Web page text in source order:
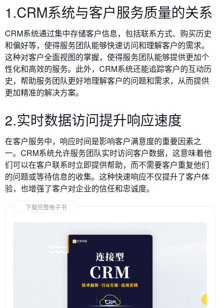
1.CRM系统与客户服务质量的关系
CRM系统通过集中存储客户信息，包括联系方式、购买历史
和偏好等，使得服务团队能够快速访问和理解客户的需求。
这种对客户全面视图的掌握，使得服务团队能够提供更加个
性化和高效的服务。此外，CRM系统还能追踪客户的互动历
史，帮助服务团队更好地理解客户的问题和需求，从而提供
更加精准的解决方案。
2.实时数据访问提升响应速度
在客户服务中，响应时间是影响客户满意度的重要因素之
一。CRM系统允许服务团队实时访问客户数据，这意味着他
们可以在客户联系时立即提供帮助，而不需要客户重复他们
的问题或等待信息的收集。这种快速响应不仅提升了客户体
验，也增强了客户对企业的信任和忠诚度。
下载完整电子书